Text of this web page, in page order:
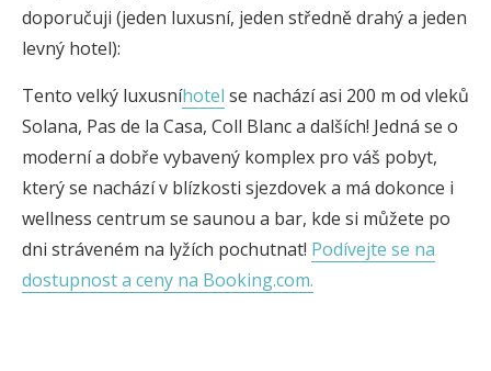
doporučuji (jeden luxusní, jeden středně drahý a jeden
levný hotel):
Tento velký luxusníhotel se nachází asi 200 m od vleků
Solana, Pas de la Casa, Coll Blanc a dalších! Jedná se o
moderní a dobře vybavený komplex pro váš pobyt,
který se nachází v blízkosti sjezdovek a má dokonce i
wellness centrum se saunou a bar, kde si můžete po
dni stráveném na lyžích pochutnat! Podívejte se na
dostupnost a ceny na Booking.com.